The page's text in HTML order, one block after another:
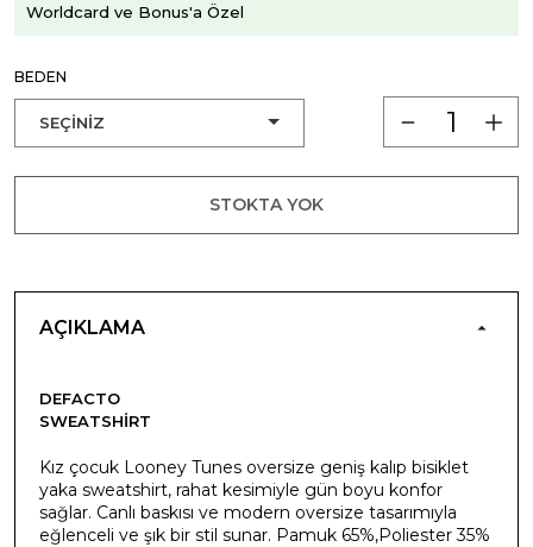
Worldcard ve Bonus'a Özel
BEDEN
STOKTA YOK
AÇIKLAMA
DEFACTO
SWEATSHIRT
Kız çocuk Looney Tunes oversize geniş kalıp bisiklet
yaka sweatshirt, rahat kesimiyle gün boyu konfor
sağlar. Canlı baskısı ve modern oversize tasarımıyla
eğlenceli ve şık bir stil sunar. Pamuk 65%,Poliester 35%